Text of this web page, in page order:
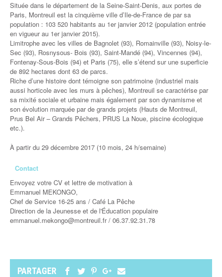
Située dans le département de la Seine-Saint-Denis, aux portes de
Paris, Montreuil est la cinquième ville d’Ile-de-France de par sa
population : 103 520 habitants au 1er janvier 2012 (population entrée
en vigueur au 1er janvier 2015).
Limitrophe avec les villes de Bagnolet (93), Romainville (93), Noisy-le-
Sec (93), Rosnysous- Bois (93), Saint-Mandé (94), Vincennes (94),
Fontenay-Sous-Bois (94) et Paris (75), elle s’étend sur une superficie
de 892 hectares dont 63 de parcs.
Riche d’une histoire dont témoigne son patrimoine (industriel mais
aussi horticole avec les murs à pêches), Montreuil se caractérise par
sa mixité sociale et urbaine mais également par son dynamisme et
son évolution marquée par de grands projets (Hauts de Montreuil,
Prus Bel Air – Grands Pêchers, PRUS La Noue, piscine écologique
etc.).
À partir du 29 décembre 2017 (10 mois, 24 h/semaine)
Contact
Envoyez votre CV et lettre de motivation à
Emmanuel MEKONGO,
Chef de Service 16-25 ans / Café La Pêche
Direction de la Jeunesse et de l'Éducation populaire
emmanuel.mekongo@montreuil.fr / 06.37.92.31.78
PARTAGER